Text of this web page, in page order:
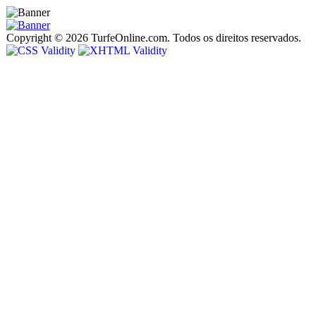
Copyright © 2026 TurfeOnline.com. Todos os direitos reservados.